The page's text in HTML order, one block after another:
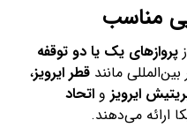
مناسب
پروازهای یک یا دو توقفه
مانندقطر ایرویز،
ایرویز واتحاد
ارائه می‌دهند.